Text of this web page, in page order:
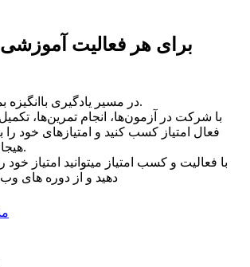
برای هر فعالیت آموزشی
در مسیر یادگیری باانگیزه بمانید و پاداش بگیرید.
با شرکت در آزمون‌ها، انجام تمرین‌ها،
فعال امتیاز کسب کنید و امتیازهای خود را
هیجان‌انگیز استفاده کنید.
با فعالیت و کسب امتیاز میتوانید امتیاز خود
دهید و از دوره های